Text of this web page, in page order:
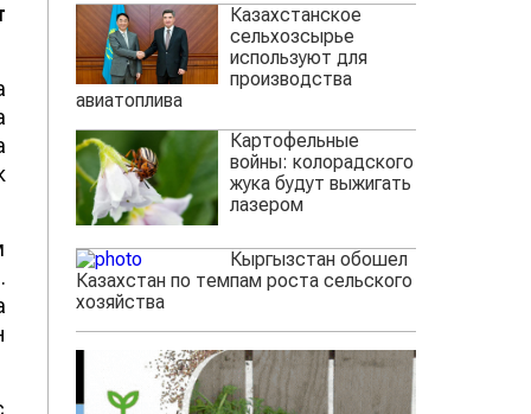
Казахстанское
сельхозсырье
используют для
производства
авиатоплива
Картофельные
войны: колорадского
жука будут выжигать
лазером
Кыргызстан обошел
Казахстан по темпам роста сельского
хозяйства